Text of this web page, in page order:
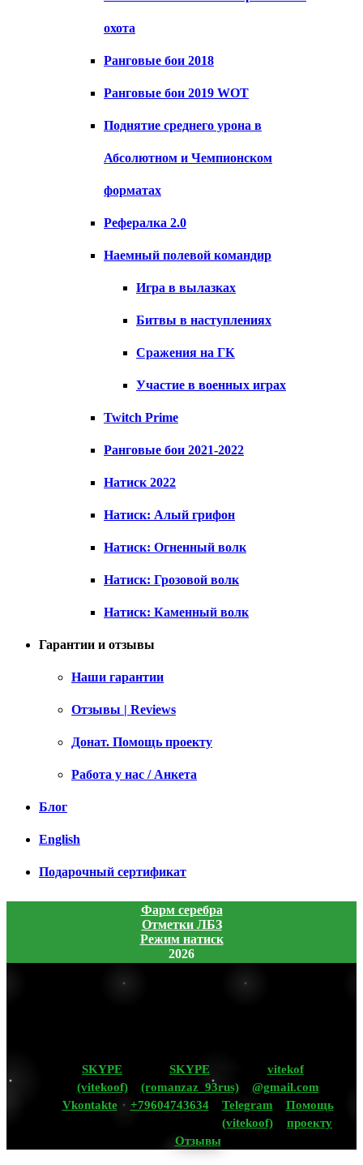
охота
Ранговые бои 2018
Ранговые бои 2019 WOT
Поднятие среднего урона в
Абсолютном и Чемпионском
форматах
Рефералка 2.0
Наемный полевой командир
Игра в вылазках
Битвы в наступлениях
Сражения на ГК
Участие в военных играх
Twitch Prime
Ранговые бои 2021-2022
Натиск 2022
Натиск: Алый грифон
Натиск: Огненный волк
Натиск: Грозовой волк
Натиск: Каменный волк
Гарантии и отзывы
Наши гарантии
Отзывы | Reviews
Донат. Помощь проекту
Работа у нас / Анкета
Блог
English
Подарочный сертификат
Фарм серебра
Отметки ЛБЗ
Режим натиск
2026
SKYPE
(vitekoof)
SKYPE
(romanzaz_93rus)
vitekof
@gmail.com
Vkontakte
+79604743634
Telegram
(vitekoof)
Помощь
проекту
Отзывы